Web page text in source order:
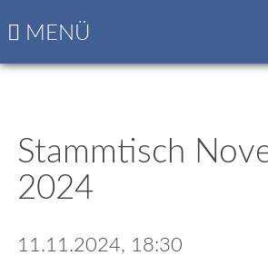
MENÜ
Die
Nennungsbogen
Stammtisch
2024
11.11.2024, 18:30